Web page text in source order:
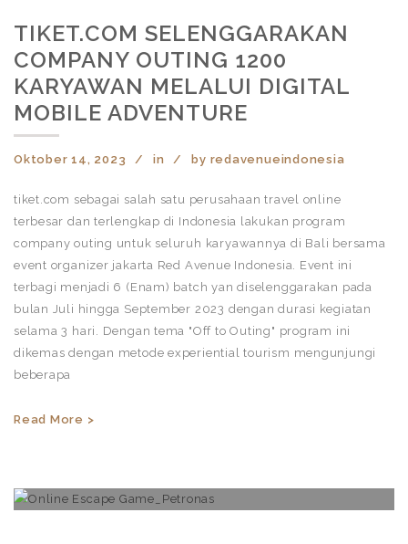
TIKET.COM SELENGGARAKAN
COMPANY OUTING 1200
KARYAWAN MELALUI DIGITAL
MOBILE ADVENTURE
Oktober 14, 2023 in by redavenueindonesia
tiket.com sebagai salah satu perusahaan travel online
terbesar dan terlengkap di Indonesia lakukan program
company outing untuk seluruh karyawannya di Bali bersama
event organizer jakarta Red Avenue Indonesia. Event ini
terbagi menjadi 6 (Enam) batch yan diselenggarakan pada
bulan Juli hingga September 2023 dengan durasi kegiatan
selama 3 hari. Dengan tema "Off to Outing" program ini
dikemas dengan metode experiential tourism mengunjungi
beberapa
Read More >